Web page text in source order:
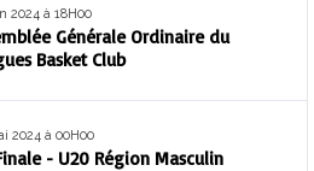
2024 à 18H00
Générale Ordinaire du
Basket Club
2024 à 00H00
- U20 Région Masculin